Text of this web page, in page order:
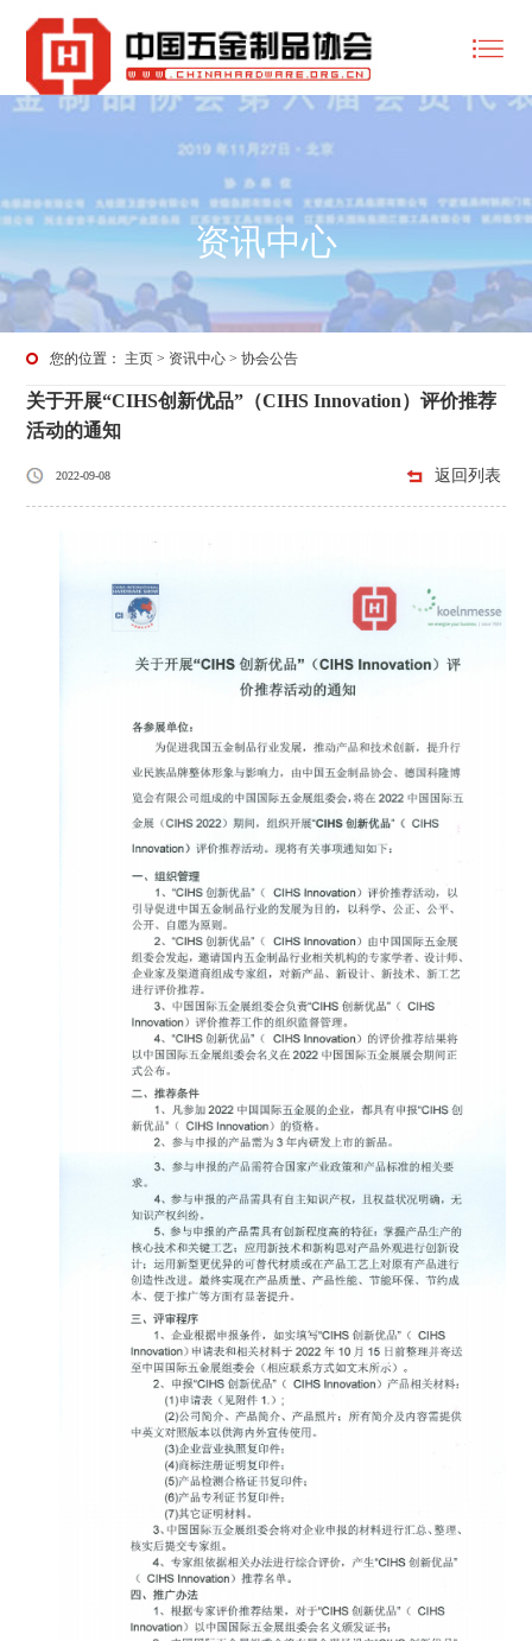
资讯中心
您的位置： 主页 > 资讯中心 >协会公告
关于开展“CIHS创新优品”（CIHS Innovation）评价推荐
活动的通知
2022-09-08 返回列表